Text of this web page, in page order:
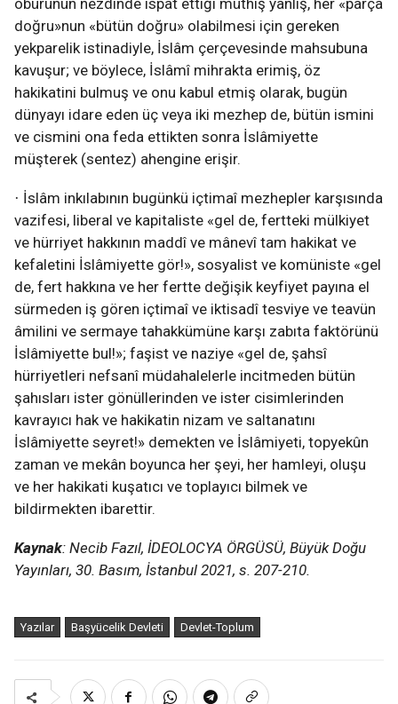
öbürünün nezdinde ispat ettiği müthiş yanlış, her «parça
doğru»nun «bütün doğru» olabilmesi için gereken
yekparelik istinadiyle, İslâm çerçevesinde mahsubuna
kavuşur; ve böylece, İslâmî mihrakta erimiş, öz
hakikatini bulmuş ve onu kabul etmiş olarak, bugün
dünyayı idare eden üç veya iki mezhep de, bütün ismini
ve cismini ona feda ettikten sonra İslâmiyette
müşterek (sentez) ahengine erişir.
· İslâm inkılabının bugünkü içtimaî mezhepler karşısında
vazifesi, liberal ve kapitaliste «gel de, fertteki mülkiyet
ve hürriyet hakkının maddî ve mânevî tam hakikat ve
kefaletini İslâmiyette gör!», sosyalist ve komüniste «gel
de, fert hakkına ve her fertte değişik keyfiyet payına el
sürmeden iş gören içtimaî ve iktisadî tesviye ve teavün
âmilini ve sermaye tahakkümüne karşı zabıta faktörünü
İslâmiyette bul!»; faşist ve naziye «gel de, şahsî
hürriyetleri nefsanî müdahalelerle incitmeden bütün
şahısları ister gönüllerinden ve ister cisimlerinden
kavrayıcı hak ve hakikatin nizam ve saltanatını
İslâmiyette seyret!» demekten ve İslâmiyeti, topyekûn
zaman ve mekân boyunca her şeyi, her hamleyi, oluşu
ve her hakikati kuşatıcı ve toplayıcı bilmek ve
bildirmekten ibarettir.
Kaynak: Necib Fazıl, İDEOLOCYA ÖRGÜSÜ, Büyük Doğu
Yayınları, 30. Basım, İstanbul 2021, s. 207-210.
Yazılar Başyücelik Devleti Devlet-Toplum